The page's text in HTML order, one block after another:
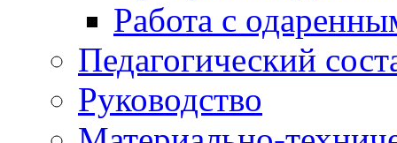
Работа с
Педагогический
Руководство